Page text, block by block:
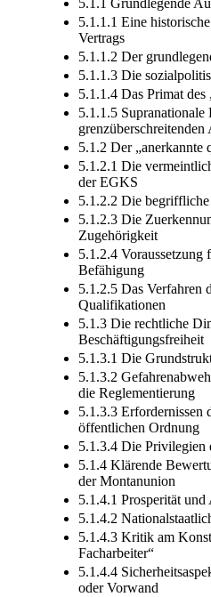
5.1.1 Grundlegende
5.1.1.1 Eine
Vertrags
5.1.1.2 Der
5.1.1.3 Die
5.1.1.4 Das Primat
5.1.1.5 Supranationale
grenzüberschreitenden
5.1.2 Der „anerkannte
5.1.2.1 Die
der EGKS
5.1.2.2 Die
5.1.2.3 Die
Zugehörigkeit
5.1.2.4 Voraussetzung
Befähigung
5.1.2.5 Das Verfahren
Qualifikationen
5.1.3 Die rechtliche
Beschäftigungsfreiheit
5.1.3.1 Die
5.1.3.2
die Reglementierung
5.1.3.3 Erfordernissen
öffentlichen Ordnung
5.1.3.4 Die Privilegien
5.1.4 Klärende
der Montanunion
5.1.4.1 Prosperität
5.1.4.2
5.1.4.3 Kritik am
Facharbeiter“
5.1.4.4
oder Vorwand